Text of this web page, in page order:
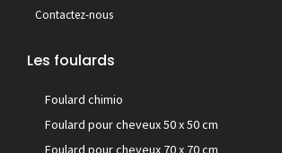
Contactez-nous
Les foulards
Foulard chimio
Foulard pour cheveux 50 x 50 cm
Foulard pour cheveux 70 x 70 cm